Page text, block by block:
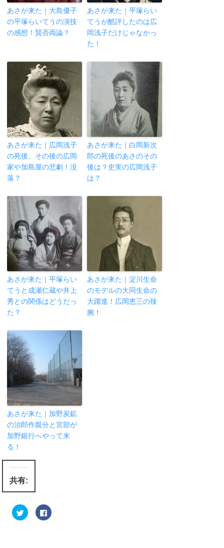
あさが来た｜大島優子
の平塚らいてうの演技
の感想！賛否両論？
あさが来た｜平塚らい
てうが酷評したのは広
岡浅子だけじゃなかっ
た！
あさが来た｜広岡浅子
の死後、その後の広岡
家や加島屋の悲劇！没
落？
あさが来た｜白岡新次
郎の死後のあさのその
後は？史実の広岡浅子
は？
あさが来た｜平塚らい
てうと成瀬仁蔵や井上
秀との関係はどうだっ
た？
あさが来た｜淀川生命
のモデルの大同生命の
大躍進！広岡恵三の辣
腕！
あさが来た｜加野炭鉱
の治郎作親分と宮部が
加野銀行へやって来
る！
共有:
ク
リ
F
a